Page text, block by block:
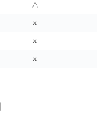
△
×
×
×